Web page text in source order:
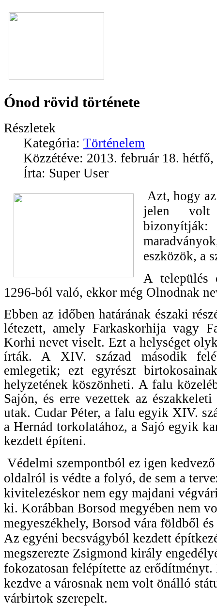
Ónod rövid története
Részletek
Kategória: Történelem
Közzétéve: 2013. február 18.
Írta: Super User
Azt, hogy
jelen
eszközök, a
A település
1296-ból való, ekkor még Olnodnak
Ebben az időben határának északi
létezett, amely Farkaskorhija vagy
Korhi nevet viselt. Ezt a helységet
írták. A XIV. század második
emlegetik; ezt egyrészt
helyzetének köszönheti. A falu
Sajón, és erre vezettek az
utak. Cudar Péter, a falu egyik XIV.
a Hernád torkolatához, a Sajó egyik
kezdett építeni.
Védelmi szempontból ez igen
oldalról is védte a folyó, de sem a
kivitelezéskor nem egy majdani
ki. Korábban Borsod megyében nem
megyeszékhely, Borsod vára földből
Az egyéni becsvágyból kezdett
megszerezte Zsigmond király
fokozatosan felépítette az
kezdve a városnak nem volt önálló
várbirtok szerepelt.